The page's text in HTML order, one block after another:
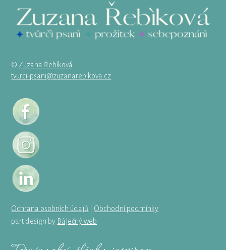
© Zuzana Řebíková
tvurci-psani@zuzanarebikova.cz
Ochrana osobních údajů
Obchodní podmínky
part design by Báječný web